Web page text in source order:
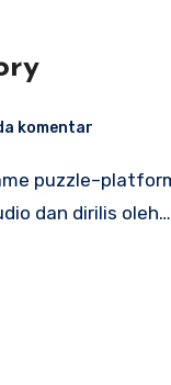
komentar
dan dirilis oleh…